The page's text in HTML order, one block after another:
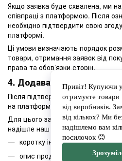
Якщо заявка буде схвалена, ми
співпраці з платформою. Після
необхідно підтвердити свою
платформі.
Ці умови визначають порядок
товари, отримання заявок від
права та обов’язки сторін.
4. Додавання бренду та
Після підтвердження співпраці
на платформі та додамо товари.
Для цього зазвичай потрібно
надішле наш менеджер. Вона
коротку інформацію про ваш
опис продукції